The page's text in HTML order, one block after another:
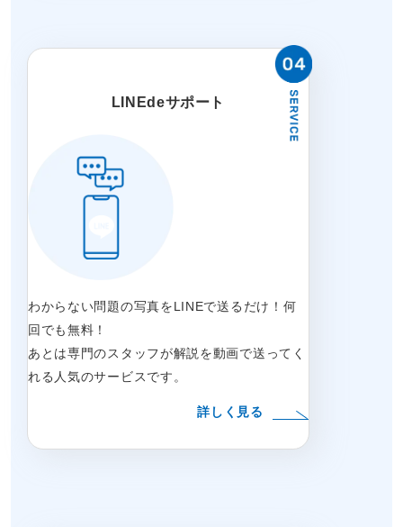
LINEdeサポート
わからない問題の写真をLINEで送るだけ！何
回でも無料！
あとは専門のスタッフが解説を動画で送ってく
れる人気のサービスです。
詳しく見る